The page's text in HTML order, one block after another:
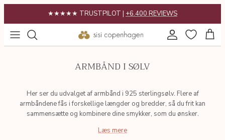
★★★★★ TRUSTPILOT | +6.400 REVIEWS
POPULÆRT
KOLLEKTIONER
INSPIRATION
Gaveguide
ARMBÅND I SØLV
Her ser du udvalget af armbånd i 925 sterlingsølv. Flere af
armbåndene fås i forskellige længder og bredder, så du frit kan
sammensætte og kombinere dine smykker, som du ønsker.
Læs mere